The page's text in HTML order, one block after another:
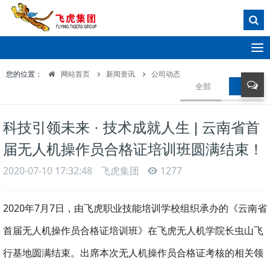
T
o
g
g
l
a
v
t
i
o
n
您的位置： 网站首页 新闻资讯 公司动态
全部 公司动
科技引领未来 · 技术成就人生 | 云南省首
届无人机操作员合格证培训班圆满结束！
2020-07-10 17:32:48 飞虎集团 1277
2020年7月7日，由飞虎职业技能培训学校组织承办的《云南省
首届无人机操作员合格证培训班》在飞虎无人机学院长虫山飞
行基地圆满结束。出席本次无人机操作员合格证考核的相关领